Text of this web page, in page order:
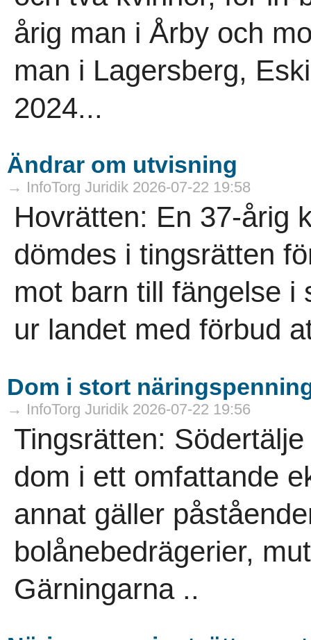
årig man i Årby och
man i Lagersberg,
2024...
Ändrar om utvisning
→ InfoTorg Juridik 2026-07-22 19:58
Hovrätten: En 37-årig
dömdes i tingsrätten
mot barn till fängelse i
ur landet med förbud
Dom i stort
→ InfoTorg Juridik 2026-07-22 19:56
Tingsrätten:
dom i ett omfattande
annat gäller
bolånebedrägerier,
Gärningarna ..